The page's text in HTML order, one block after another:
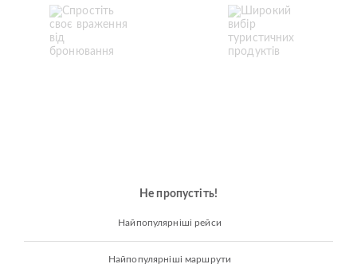
Не пропустіть!
Найпопулярніші рейси
Найпопулярніші маршрути